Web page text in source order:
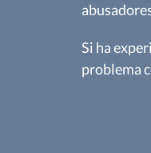
Si ha
problema